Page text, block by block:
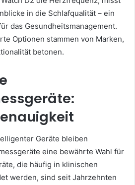
in die Schlafqualität – ein
das Gesundheitsmanagement.
Optionen stammen von Marken,
betonen.
Geräte bleiben
eine bewährte Wahl für
die häufig in klinischen
werden, sind seit Jahrzehnten